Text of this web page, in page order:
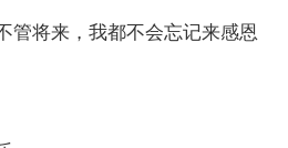
管将来，我都不会忘记来感恩